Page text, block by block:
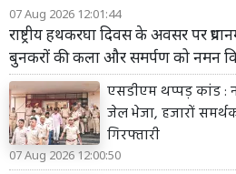
07 Aug 2026 12:01:44
राष्ट्रीय हथकरघा दिवस के अवसर पर
बुनकरों की कला और समर्पण को नमन
एसडीएम थप्पड़ कांड :
जेल भेजा, हजारों
गिरफ्तारी
07 Aug 2026 12:00:50